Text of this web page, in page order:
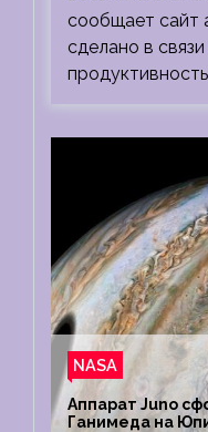
сообщает сайт
сделано в
NASA
Аппарат Juno
Ганимеда на